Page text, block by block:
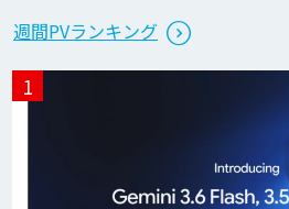
Microcosm×AI
スのAI導入支援
生成AI活用
週間PVランキング